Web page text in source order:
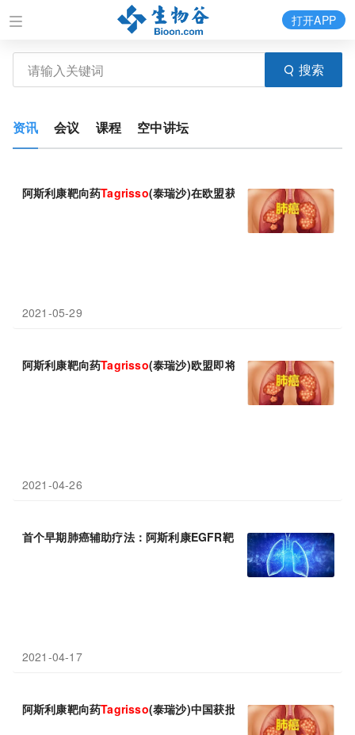
搜索
打开APP
资讯 会议 课程 空中讲坛
阿斯利康靶向药Tagrisso(泰瑞沙)在欧盟获批，4月已在中国获批!
2021-05-29
阿斯利康靶向药Tagrisso(泰瑞沙)欧盟即将获批，已在中国获得批
2021-04-26
首个早期肺癌辅助疗法：阿斯利康EGFR靶向药Tagrisso在国内获
2021-04-17
阿斯利康靶向药Tagrisso(泰瑞沙)中国获批：辅助治疗早期EGFR